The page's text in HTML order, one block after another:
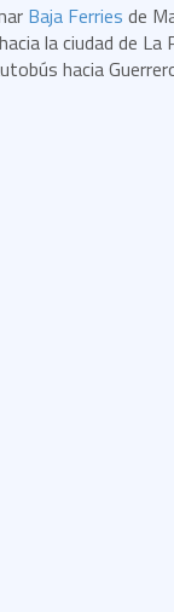
Baja Ferries de
la ciudad de
hacia